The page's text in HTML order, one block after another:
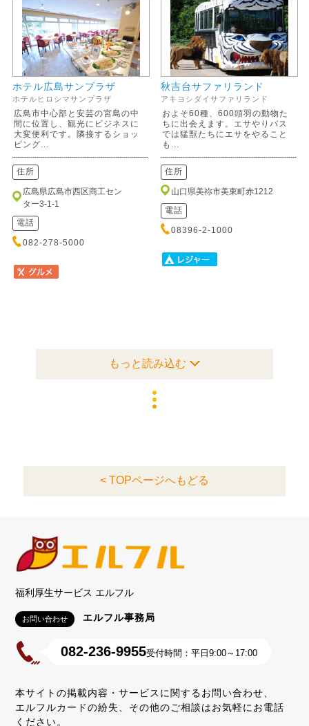
ホテル広島サンプラザ
ホテルヒロシマサンプラザ
広島市中心部と安芸の宮島の中
間に位置し、観光にビジネスに
大変便利です。隣接するショッ
ピング...
住所
広島県広島市西区商工セン
ター3-1-1
電話
082-278-5000
秋吉台サファリランド
アキヨシダイサファリランド
およそ60種、600頭羽の動物た
ちに出会えます。エサやりバス
では猛獣たちにエサをやること
も...
住所
山口県美祢市美東町赤1212
電話
08396-2-1000
もっと読み込む
< TOPページへもどる
福利厚生サービス エルフル
お問い合わせ エルフル事務局
082-236-9955受付時間：平日9:00～17:00
本サイトの掲載内容・サービスに関するお問い合わせ、
エルフルカードの紛失、その他のご相談はお気軽にお電話
ください。